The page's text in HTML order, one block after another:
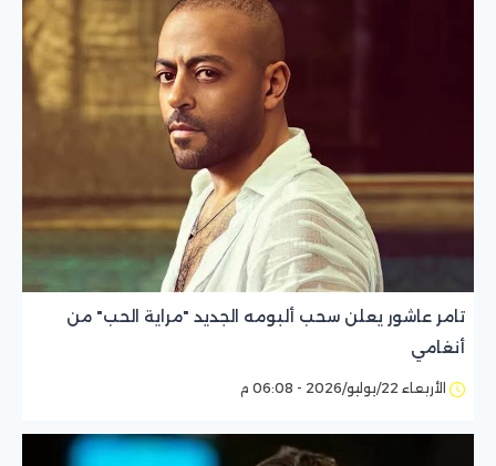
تامر عاشور يعلن سحب ألبومه الجديد "مراية الحب" من
أنغامي
الأربعاء 22/يوليو/2026 - 06:08 م